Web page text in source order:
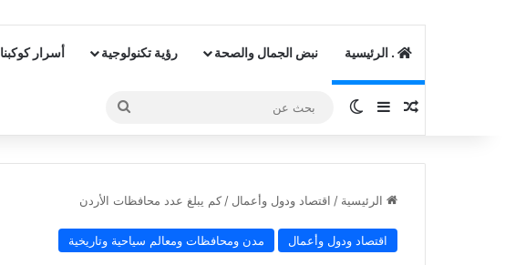
. الرئيسية نبض الجمال والصحة رؤية تكنولوجية أسرار كوكبنا
مقال عشوائي
إضافة عمود جانبي
الوضع المظلم
بحث
عن
الرئيسية / اقتصاد ودول وأعمال / كم يبلغ عدد محافظات الأردن
اقتصاد ودول وأعمال مدن ومحافظات ومعالم سياحية وتاريخية